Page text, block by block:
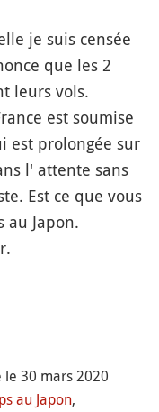
je suis censée
que les 2
leurs vols.
est soumise
est prolongée sur
l' attente sans
Est ce que vous
au Japon.
le 30 mars 2020
au Japon,